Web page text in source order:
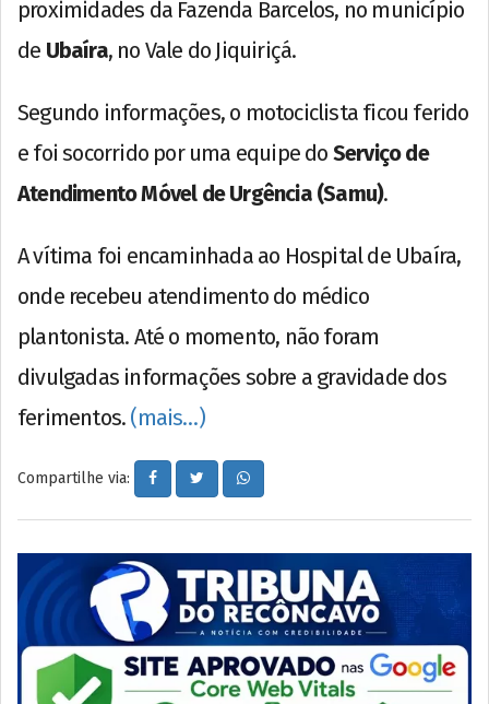
proximidades da Fazenda Barcelos, no município
de Ubaíra, no Vale do Jiquiriçá.
Segundo informações, o motociclista ficou ferido
e foi socorrido por uma equipe do Serviço de
Atendimento Móvel de Urgência (Samu).
A vítima foi encaminhada ao Hospital de Ubaíra,
onde recebeu atendimento do médico
plantonista. Até o momento, não foram
divulgadas informações sobre a gravidade dos
ferimentos. (mais…)
Compartilhe via: